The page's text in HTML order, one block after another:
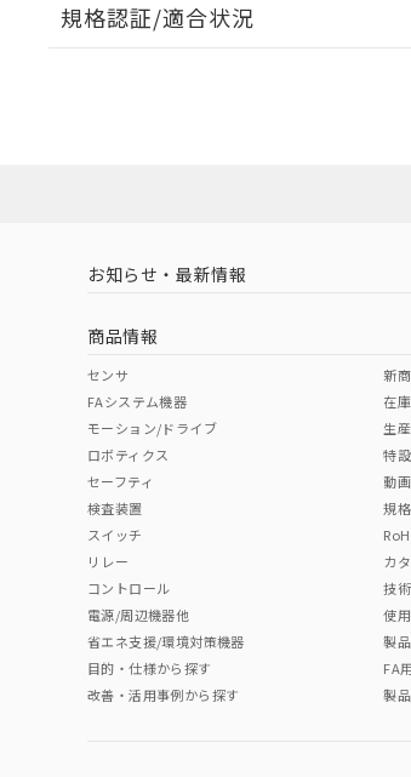
取りつけ穴加工図
EU RoHS 注意事項・凡例
中国 RoHS 注意事項・凡例
中国 RoHS表
Pb Hg
"対応済み"や非含有の記載がされた商品
非含有品が必要な際は、弊社営業部門も
規格認証/適合状況
（イギリス
（ノルウェー
お知らせ・最新情報
商品情報
センサ
FAシステム機器
モーション/ドライブ
ロボティクス
セーフティ
検査装置
スイッチ
リレー
コントロール
電源/周辺機器他
省エネ支援/環境対策機器
目的・仕様から探す
改善・活用事例から探す
新
在
生
特
動
規
カ
技
使
製
FA
製